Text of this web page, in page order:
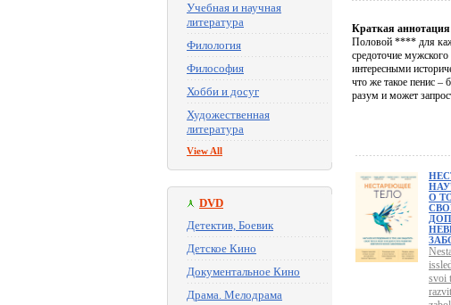
Учебная и научная
литература
Филология
Философия
Хобби и досуг
Художественная
литература
View All
DVD
Детектив, Боевик
Детское Кино
Документальное Кино
Драма. Мелодрама
Краткая
Половой **** для
средоточие
интересными
что же такое пенис –
разум и может
О
svoi